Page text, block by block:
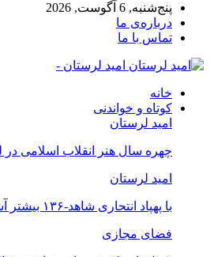
پنج‌شنبه, 6 آگوست, 2026
درباره‌ی ما
تماس با ما
امید لرستان -
خانه
کوتاه و خواندنی
امید لرستان
چهره سال هنر انقلاب اسلامی
امید لرستان
با پهپاد انتحاری شاهد-۱۳۶ بیشتر آشنا شوید
فضای مجازی